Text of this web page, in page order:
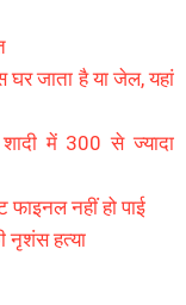
घर जाता है या जेल, यहां
में 300 से ज्यादा
फाइनल नहीं हो पाई
नृशंस हत्या